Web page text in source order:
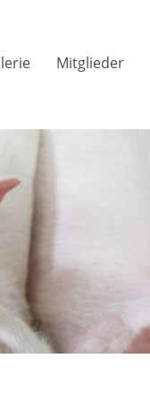
Mitglieder